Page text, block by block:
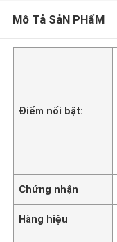
Mô Tả SảN PHẩM
Điểm nổi bật:
Chứng nhận
Hàng hiệu